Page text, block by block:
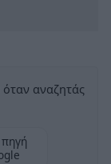
αναζητάς